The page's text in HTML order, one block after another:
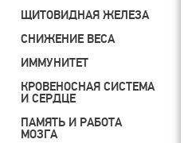
ЩИТОВИДНАЯ ЖЕЛЕЗА
СНИЖЕНИЕ ВЕСА
ИММУНИТЕТ
КРОВЕНОСНАЯ СИСТЕМА
И СЕРДЦЕ
ПАМЯТЬ И РАБОТА
МОЗГА